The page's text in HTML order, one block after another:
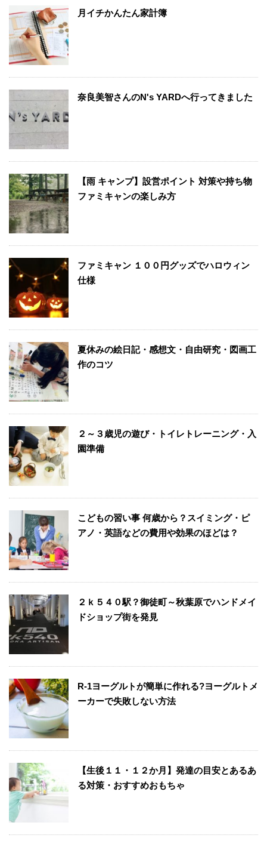
月イチかんたん家計簿
奈良美智さんのN's YARDへ行ってきました
【雨 キャンプ】設営ポイント 対策や持ち物
ファミキャンの楽しみ方
ファミキャン １００円グッズでハロウィン
仕様
夏休みの絵日記・感想文・自由研究・図画工
作のコツ
２～３歳児の遊び・トイレトレーニング・入
園準備
こどもの習い事 何歳から？スイミング・ピ
アノ・英語などの費用や効果のほどは？
２ｋ５４０駅？御徒町～秋葉原でハンドメイ
ドショップ街を発見
R-1ヨーグルトが簡単に作れる?ヨーグルトメ
ーカーで失敗しない方法
【生後１１・１２か月】発達の目安とあるあ
る対策・おすすめおもちゃ